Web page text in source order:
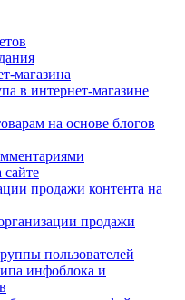
магазина
в интернет-магазине
на основе блогов
продажи контента на
продажи
пользователей
инфоблока и